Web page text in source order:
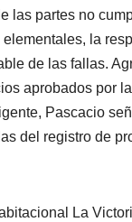
las partes no
la
de las fallas.
aprobados por
Pascacio
del registro de
La